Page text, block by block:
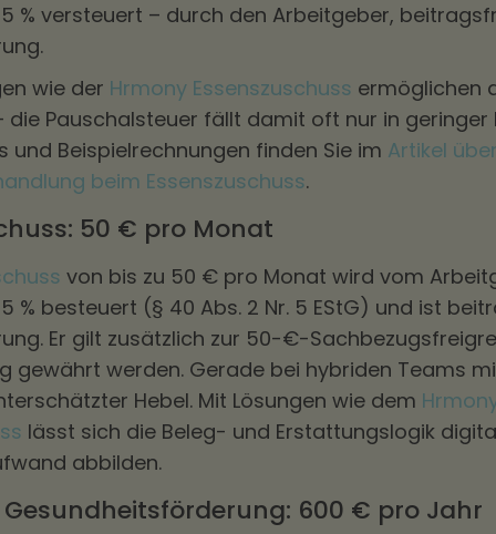
% versteuert – durch den Arbeitgeber,
wie der Hrmony Essenszuschuss ermöglichen
die Pauschalsteuer fällt damit oft nur in geringer
und Beispielrechnungen finden Sie im Artikel
beim Essenszuschuss.
50 € pro Monat
von bis zu 50 € pro Monat wird vom
% besteuert (§ 40 Abs. 2 Nr. 5 EStG) und ist
Er gilt zusätzlich zur 50-€-
gewährt werden. Gerade bei hybriden Teams
Hebel. Mit Lösungen wie dem
lässt sich die Beleg- und Erstattungslogik
abbilden.
600 € pro Jahr